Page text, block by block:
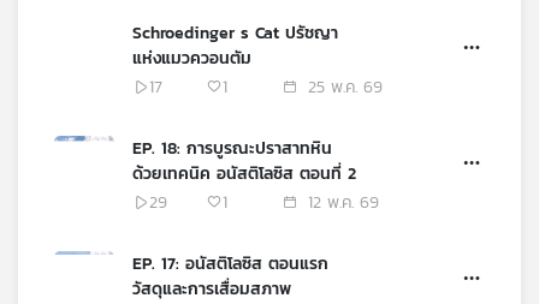
Schroedinger s Cat ปรัชญา
แห่งแมวควอนตัม
17
1 25 พ.ค. 69
EP. 18: การบูรณะปราสาทหิน
ด้วยเทคนิค อนัสติโลซิส ตอนที่ 2
29
1 12 พ.ค. 69
EP. 17: อนัสติโลซิส ตอนแรก
วัสดุและการเสื่อมสภาพ